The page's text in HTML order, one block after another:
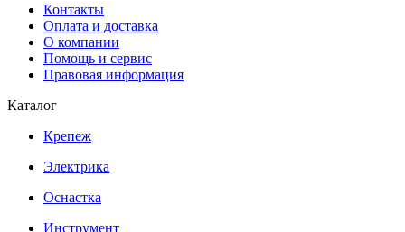
Контакты
Оплата и доставка
О компании
Помощь и сервис
Правовая информация
Каталог
Крепеж
Электрика
Оснастка
Инструмент